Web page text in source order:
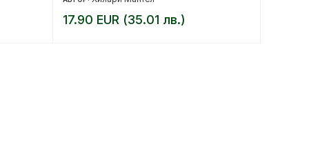
17.90 EUR (35.01 лв.)